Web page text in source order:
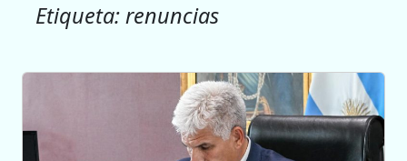
Etiqueta:renuncias